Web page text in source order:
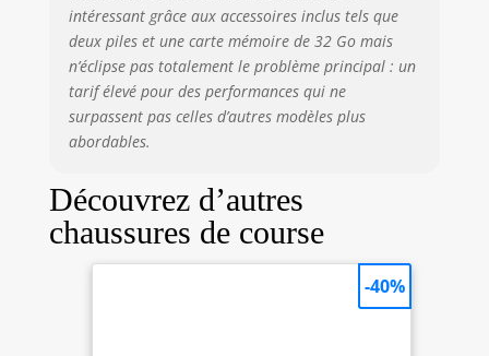
intéressant grâce aux accessoires inclus tels que
deux piles et une carte mémoire de 32 Go mais
n’éclipse pas totalement le problème principal : un
tarif élevé pour des performances qui ne
surpassent pas celles d’autres modèles plus
abordables.
Découvrez d’autres
chaussures de course
-40%